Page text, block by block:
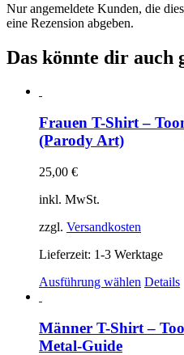
Nur angemeldete Kunden, die
eine Rezension abgeben.
Das könnte dir auch
Frauen T-Shirt –
(Parody Art)
25,00 €
inkl. MwSt.
zzgl. Versandkosten
Lieferzeit: 1-3 Werktage
Ausführung wählen Dieses
mehrere
Details
Männer T-Shirt –
Metal-Guide